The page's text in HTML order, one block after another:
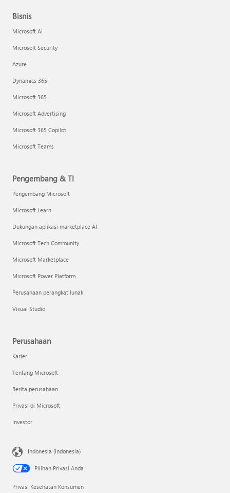
Bisnis
Microsoft AI
Microsoft Security
Azure
Dynamics 365
Microsoft 365
Microsoft Advertising
Microsoft 365 Copilot
Microsoft Teams
Pengembang & TI
Pengembang Microsoft
Microsoft Learn
Dukungan aplikasi marketplace AI
Microsoft Tech Community
Microsoft Marketplace
Microsoft Power Platform
Perusahaan perangkat lunak
Visual Studio
Perusahaan
Karier
Tentang Microsoft
Berita perusahaan
Privasi di Microsoft
Investor
Indonesia (Indonesia)
Pilihan Privasi Anda
Privasi Kesehatan Konsumen